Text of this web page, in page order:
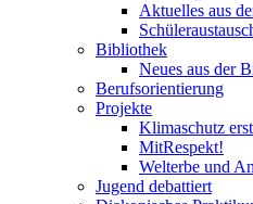
Aktuelles aus
Bibliothek
Neues aus der
Berufsorientierung
Projekte
Klimaschutz
MitRespekt!
Welterbe und
Jugend debattiert